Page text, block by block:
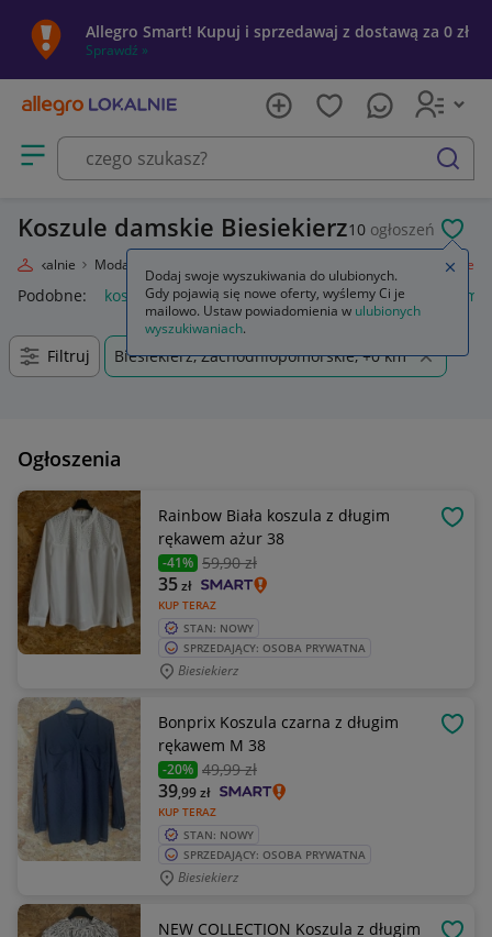
Allegro Smart! Kupuj i sprzedawaj z dostawą za 0 zł
Sprawdź »
Otwórz menu z kategoriami
szukaj
Koszule damskie Biesiekierz10 ogłoszeń
Lokalnie Moda Koszule
Podobne: koszule anda47 koszule poporodowe koszule
Filtruj Biesiekierz, Zachodniopomorskie, +0 km
Ogłoszenia
Rainbow Biała koszula z długim
rękawem ażur 38
-41% 59,90 zł
KUP TERAZ
35zł
STAN: NOWY
SPRZEDAJĄCY: OSOBA PRYWATNA
Biesiekierz
Bonprix Koszula czarna z długim
rękawem M 38
-20% 49,99 zł
KUP TERAZ
39,99zł
STAN: NOWY
SPRZEDAJĄCY: OSOBA PRYWATNA
Biesiekierz
NEW COLLECTION Koszula z długim
Dodaj swoje wyszukiwania do ulubionych.
Gdy pojawią się nowe oferty, wyślemy Ci je
mailowo. Ustaw powiadomienia w ulubionych
wyszukiwaniach.